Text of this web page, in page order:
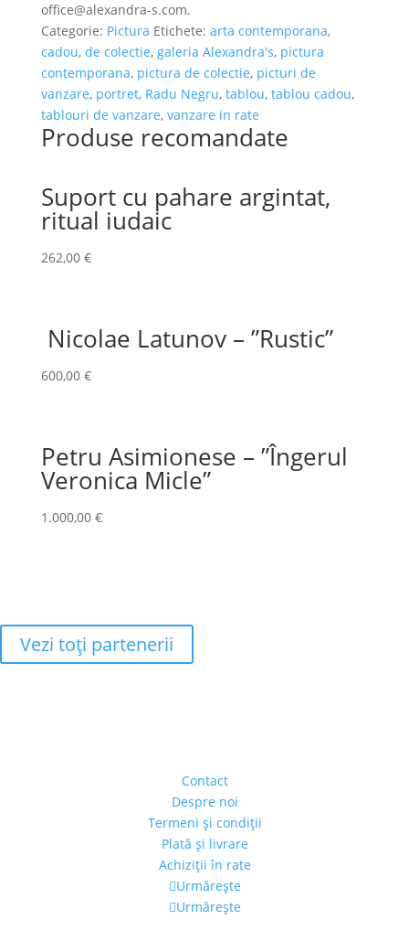
office@alexandra-s.com.
Categorie: Pictura Etichete: arta contemporana,
cadou, de colectie, galeria Alexandra's, pictura
contemporana, pictura de colectie, picturi de
vanzare, portret, Radu Negru, tablou, tablou cadou,
tablouri de vanzare, vanzare in rate
Produse recomandate
Suport cu pahare argintat,
ritual iudaic
262,00 €
Nicolae Latunov – ”Rustic”
600,00 €
Petru Asimionese – ”Îngerul
Veronica Micle”
1.000,00 €
Vezi toţi partenerii
Contact
Despre noi
Termeni şi condiţii
Plată şi livrare
Achiziţii în rate
Urmărește
Urmărește